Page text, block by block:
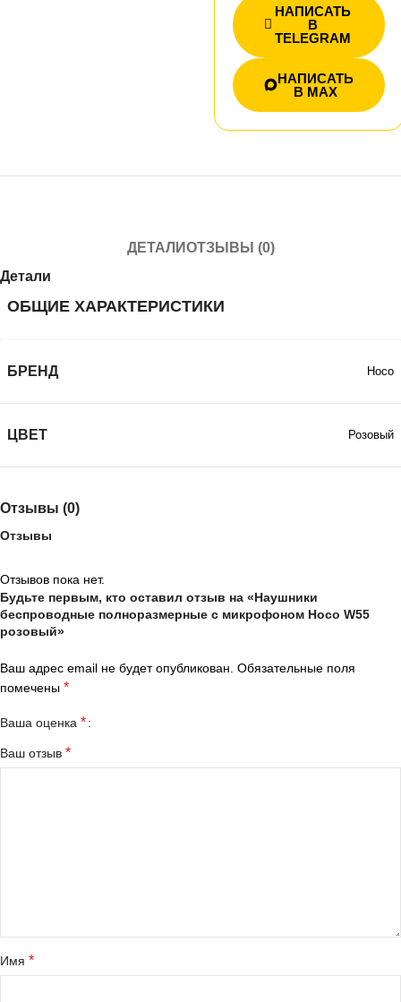
НАПИСАТЬ
В
TELEGRAM
НАПИСАТЬ
В MAX
ДЕТАЛИОТЗЫВЫ (0)
Детали
ОБЩИЕ ХАРАКТЕРИСТИКИ
БРЕНД Hoco
ЦВЕТ Розовый
Отзывы (0)
Отзывы
Отзывов пока нет.
Будьте первым, кто оставил отзыв на «Наушники
беспроводные полноразмерные с микрофоном Hoco W55
розовый»
Ваш адрес email не будет опубликован. Обязательные поля
помечены *
Ваша оценка *
Ваш отзыв *
Имя *